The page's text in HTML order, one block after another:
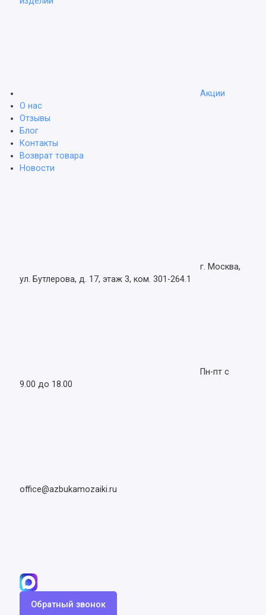
Акции
О нас
Отзывы
Блог
Контакты
Возврат товара
Новости
г. Москва,
ул. Бутлерова, д. 17, этаж 3, ком. 301-264.1
Пн-пт с
9.00 до 18.00
office@azbukamozaiki.ru
Обратный звонок